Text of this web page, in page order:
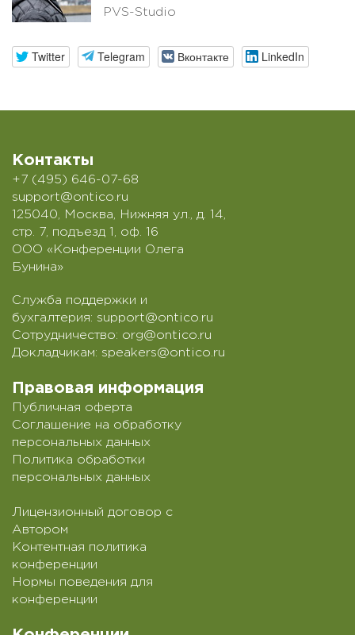
PVS-Studio
Twitter Telegram Вконтакте LinkedIn
Контакты
+7 (495) 646-07-68
support@ontico.ru
125040, Москва, Нижняя ул., д. 14,
стр. 7, подъезд 1, оф. 16
ООО «Конференции Олега
Бунина»
Служба поддержки и
бухгалтерия: support@ontico.ru
Сотрудничество: org@ontico.ru
Докладчикам: speakers@ontico.ru
Правовая информация
Публичная оферта
Соглашение на обработку
персональных данных
Политика обработки
персональных данных
Лицензионный договор с
Автором
Контентная политика
конференции
Нормы поведения для
конференции